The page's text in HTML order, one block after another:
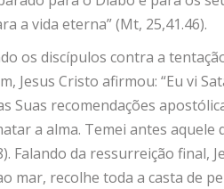
a vida eterna” (Mt, 25,41.46).
os discípulos contra a
Jesus Cristo afirmou: “Eu vi
Suas recomendações
a alma. Temei antes aquele
Falando da ressurreição final,
mar, recolhe toda a casta de